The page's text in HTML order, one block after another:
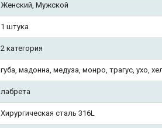
Женский, Мужской
1 штука
2 категория
губа, мадонна, медуза, монро, трагус, ухо,
лабрета
Хирургическая сталь 316L